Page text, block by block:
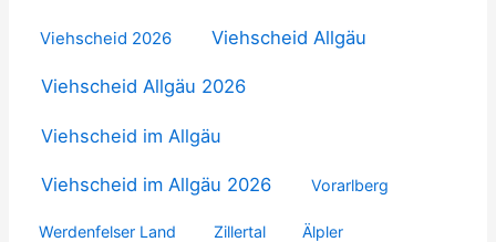
Viehscheid 2026 Viehscheid Allgäu
Viehscheid Allgäu 2026
Viehscheid im Allgäu
Viehscheid im Allgäu 2026 Vorarlberg
Werdenfelser Land Zillertal Älpler